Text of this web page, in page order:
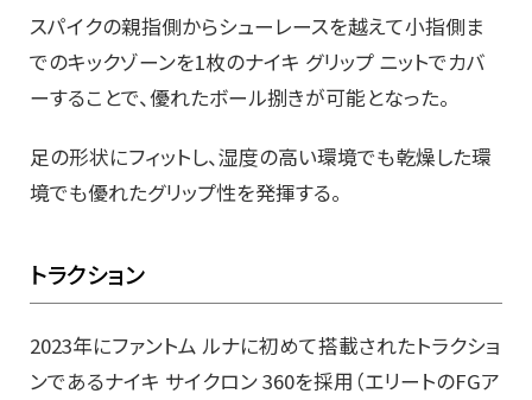
スパイクの親指側からシューレースを越えて小指側ま
でのキックゾーンを1枚のナイキ グリップ ニットでカバ
ーすることで、優れたボール捌きが可能となった。
足の形状にフィットし、湿度の高い環境でも乾燥した環
境でも優れたグリップ性を発揮する。
トラクション
2023年にファントム ルナに初めて搭載されたトラクショ
ンであるナイキ サイクロン 360を採用（エリートのFGア